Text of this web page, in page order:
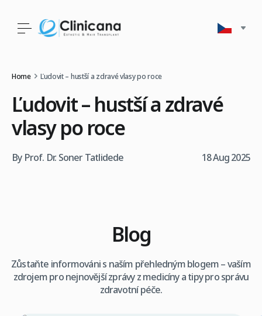
Home Ľudovit – hustší a zdravé vlasy po roce
Ľudovit – hustší a zdravé
vlasy po roce
By Prof. Dr. Soner Tatlidede 18 Aug 2025
Blog
Zůstaňte informováni s naším přehledným blogem – vaším
zdrojem pro nejnovější zprávy z medicíny a tipy pro správu
zdravotní péče.